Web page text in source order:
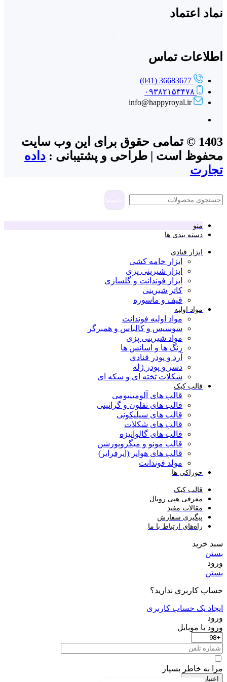
نماد اعتماد
اطلاعات تماس
36683677 (041)
۰۹۳۸۲۱۵۳۴۷۸
info@happyroyal.ir
1403 © تمامی حقوق برای این وب سایت
محفوظ است | طراحی و پشتیبانی : داده
تجارت
منو
دسته بندی ها
ابزار قنادی
ابزار خامه کشی
ابزار شیرینی پزی
ابزار فوندانت و گلسازی
کاتر شیرینی
قیف و ماسوره
مواد اولیه
مواد اولیه فوندانت
سوسیس و کالباس و همبرگر
مواد شیرینی پزی
رنگ ها و اسانس ها
آرد و پودر قنادی
دسر و پودر ژله
شکلات تخته ای و سکه ای
قالب کیک
قالب های آلومینیومی
قالب های تفلون و گرانیتی
قالب های سیلیکونی
قالب های شکلات
قالب های گالوانیزه
قالب مونو و میگروپورشن
قالب های هواپز (ایرفرایر)
مولد فوندانت
خوراکی ها
قالب کیک
معرفی هپی رویال
مقالات مفید
پیگیری سفارش
راه‌های ارتباط با ما
سبد خرید
بستن
ورود
بستن
حساب کاربری ندارید؟
ایجاد یک حساب کاربری
ورود
ورود با موبایل
مرا به خاطر بسپار
اعتبار سنجی